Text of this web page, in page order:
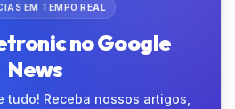
EM TEMPO REAL
no Google
News
tudo! Receba nossos artigos,